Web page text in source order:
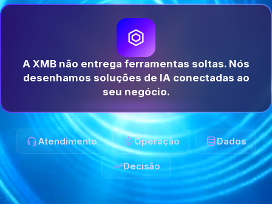
A XMB não entrega ferramentas soltas. Nós
desenhamos soluções de IA conectadas ao
seu negócio.
Atendimento Operação Dados
Decisão